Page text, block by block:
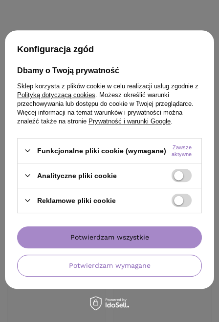
Konfiguracja zgód
Dbamy o Twoją prywatność
Sklep korzysta z plików cookie w celu realizacji usług zgodnie z
Polityką dotyczącą cookies . Możesz określić warunki
przechowywania lub dostępu do cookie w Twojej przeglądarce.
Więcej informacji na temat warunków i prywatności można
znaleźć także na stronie Prywatność i warunki Google
Funkcjonalne pliki cookie (wymagane)
Zawsze
aktywne
Analityczne pliki cookie
Reklamowe pliki cookie
Potwierdzam wymagane
Potwierdzam wszystkie